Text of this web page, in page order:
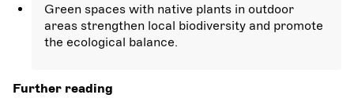
Green spaces with native plants in outdoor
areas strengthen local biodiversity and promote
the ecological balance.
Further reading